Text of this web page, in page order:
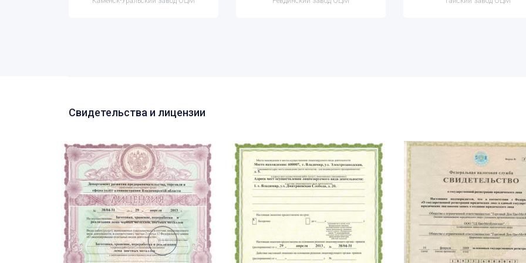
Свидетельства и лицензии